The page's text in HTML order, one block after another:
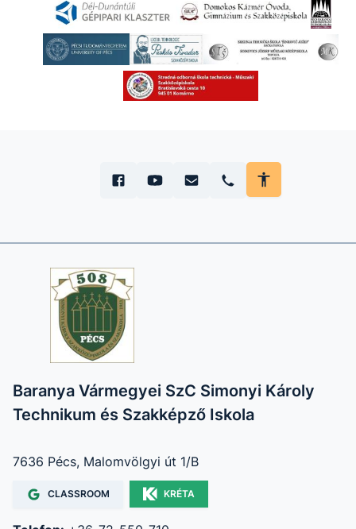
Baranya Vármegyei SzC Simonyi Károly
Technikum és Szakképző Iskola
7636 Pécs, Malomvölgyi út 1/B
CLASSROOM KRÉTA